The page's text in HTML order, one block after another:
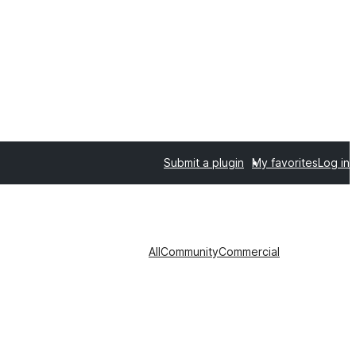
Submit a plugin My favoritesLog in
AllCommunityCommercial